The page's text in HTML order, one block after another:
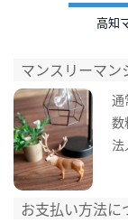
高知
マンスリーマン
通
数
法
お支払い方法に